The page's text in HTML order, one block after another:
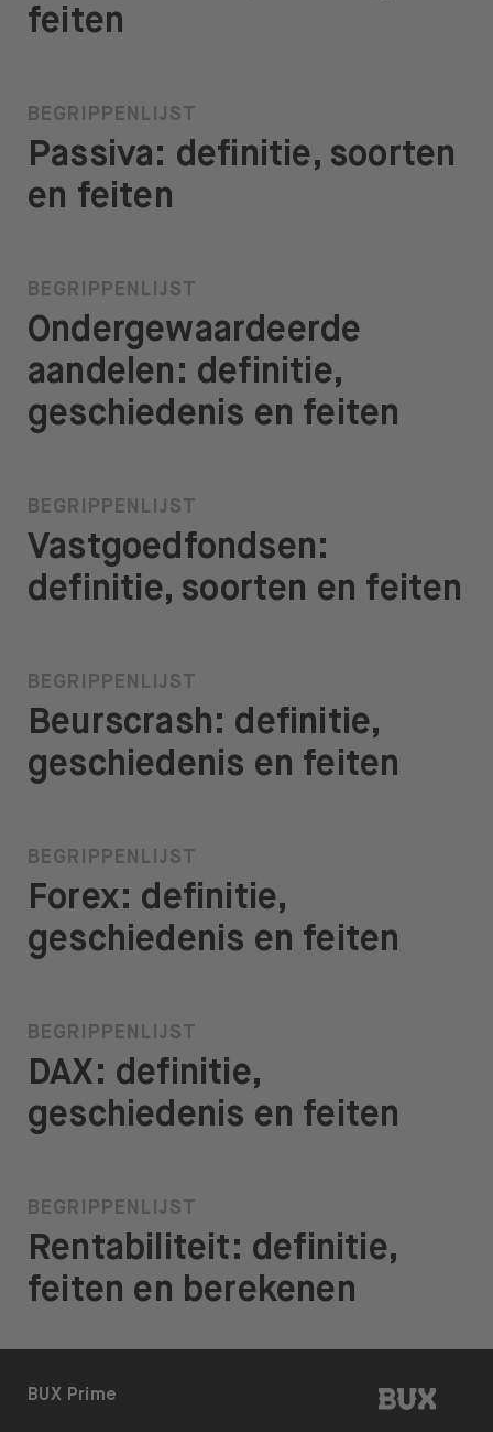
feiten
BEGRIPPENLIJST
Passiva: definitie, soorten
en feiten
BEGRIPPENLIJST
Ondergewaardeerde
aandelen: definitie,
geschiedenis en feiten
BEGRIPPENLIJST
Vastgoedfondsen:
definitie, soorten en feiten
BEGRIPPENLIJST
Beurscrash: definitie,
geschiedenis en feiten
BEGRIPPENLIJST
Forex: definitie,
geschiedenis en feiten
BEGRIPPENLIJST
DAX: definitie,
geschiedenis en feiten
BEGRIPPENLIJST
Rentabiliteit: definitie,
feiten en berekenen
BUX |
BUX Prime